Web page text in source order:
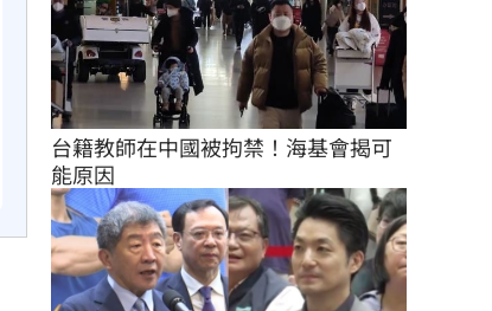
台籍教師在中國被拘禁！海基會揭可
能原因